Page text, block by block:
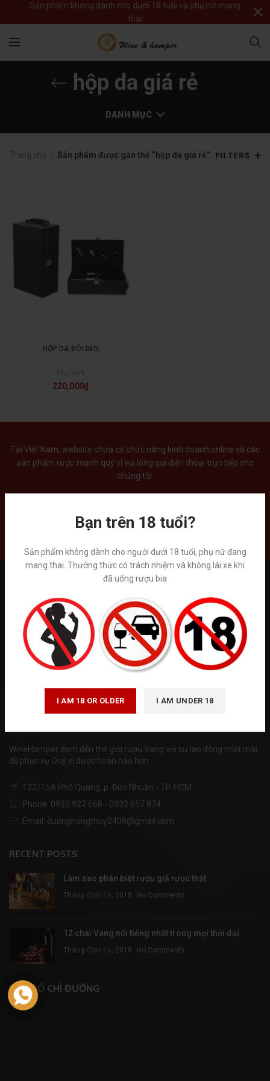
Bạn trên 18 tuổi?
Sản phẩm không dành cho người dưới 18 tuổi, phụ nữ đang
mang thai. Thưởng thức có trách nhiệm và không lái xe khi
đã uống rượu bia
I AM 18 OR OLDER I AM UNDER 18
hộp da giá rẻ
DANH MỤC
Sản phẩm được gắn thẻ “hộp da giá rẻ” FILTERS
HỘP DA ĐÔI ĐEN
220,000₫
Tại Việt Nam, website chưa có chức năng kinh doanh online và các
sản phẩm rượu mạnh quý vị vui lòng gọi điện thoại trực tiếp cho
chúng tôi.
quảng cáo số 16/2012/QH13 về kinh doanh bán hàng qua mạng.
Winehamper là trang thông tin chia sẻ kiến thức về rượu ngoại hoạt
động phi lơi nhuận. Chúng tôi không kinh doanh trực tiếp bán trên
internet. Vui lòng đến trực tiếp đến các cửa hàng và hệ thống siêu
thị rượu ngoại hoặc gọi tới số hotline để được tư vấn. ( giá trên
website chỉ mang tính chất tham khảo)
WineHamper đem đến thế giới rượu Vang với sự lao động miệt mài
để phục vụ Quý vị được hoàn hảo hơn
122/15A Phổ Quang, p. Đức Nhuận - TP. HCM
Phone: 0935 922 668 - 0932 657 874
Email: duonghongthuy2408@gmail.com
RECENT POSTS
Làm sao phân biệt rượu giả rượu thật
Tháng Chín 16, 2018 No Comments
12 chai Vang nổi tiếng nhất trong mọi thời đại
Tháng Chín 16, 2018 No Comments
BẢN ĐỒ CHỈ ĐƯỜNG
Sản phẩm không dành cho dưới 18 tuổi và phụ nữ mang
thai